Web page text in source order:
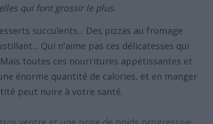
qui font grossir le plus.
succulents... Des pizzas au fromage
Qui n'aime pas ces délicatesses qui
toutes ces nourritures appétissantes et
énorme quantité de calories, et en manger
peut nuire à votre santé.